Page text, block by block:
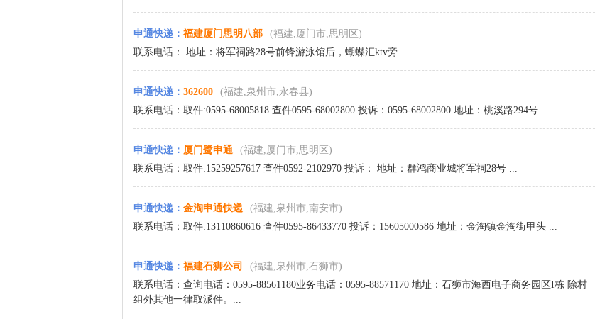
申通快递 ： 福建厦门思明八部
(福建,厦门市,思明区)
联系电话： 地址：将军祠路28号前锋游泳馆后，蝴蝶汇ktv旁 ...
申通快递 ： 362600
(福建,泉州市,永春县)
联系电话：取件:0595-68005818 查件0595-68002800 投诉：0595-68002800 地址：桃溪路294号 ...
申通快递 ： 厦门鹭申通
(福建,厦门市,思明区)
联系电话：取件:15259257617 查件0592-2102970 投诉： 地址：群鸿商业城将军祠28号 ...
申通快递 ： 金淘申通快递
(福建,泉州市,南安市)
联系电话：取件:13110860616 查件0595-86433770 投诉：15605000586 地址：金淘镇金淘街甲头 ...
申通快递 ： 福建石狮公司
(福建,泉州市,石狮市)
联系电话：查询电话：0595-88561180业务电话：0595-88571170 地址：石狮市海西电子商务园区I栋 除村
组外其他一律取派件。...